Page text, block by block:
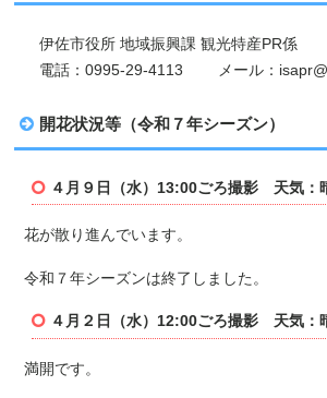
伊佐市役所 地域振興課 観光特産PR係
電話：0995-29-4113 メール：
開花状況等（令和７年シーズン）
４月９日（水）13:00ごろ撮影 天気：
花が散り進んでいます。
令和７年シーズンは終了しました。
４月２日（水）12:00ごろ撮影 天気：
満開です。